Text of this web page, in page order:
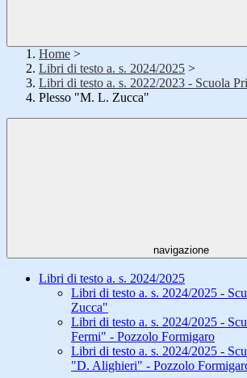
Home >
Libri di testo a. s. 2024/2025 >
Libri di testo a. s. 2022/2023 - Scuola
Plesso "M. L. Zucca"
navigazione
Libri di testo a. s. 2024/2025
Libri di testo a. s. 2024/2025 -
Zucca"
Libri di testo a. s. 2024/2025 -
Fermi" - Pozzolo Formigaro
Libri di testo a. s. 2024/2025 -
"D. Alighieri" - Pozzolo